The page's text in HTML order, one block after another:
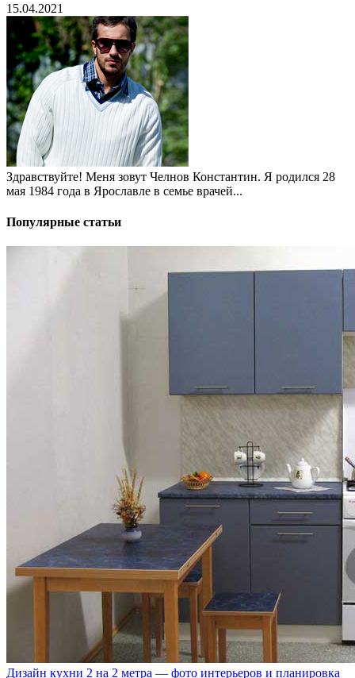
15.04.2021
Здравствуйте! Меня зовут Челнов Константин. Я родился 28
мая 1984 года в Ярославле в семье врачей...
Популярные статьи
Дизайн кухни 2 на 2 метра — фото интерьеров и планировка